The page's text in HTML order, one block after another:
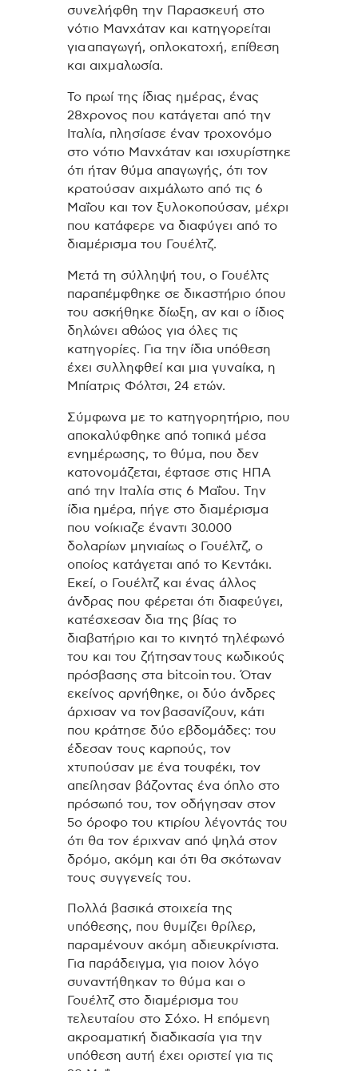
συνελήφθη την Παρασκευή στο
νότιο Μανχάταν και κατηγορείται
για απαγωγή, οπλοκατοχή, επίθεση
και αιχμαλωσία.
Το πρωί της ίδιας ημέρας, ένας
28χρονος που κατάγεται από την
Ιταλία, πλησίασε έναν τροχονόμο
στο νότιο Μανχάταν και ισχυρίστηκε
ότι ήταν θύμα απαγωγής, ότι τον
κρατούσαν αιχμάλωτο από τις 6
Μαΐου και τον ξυλοκοπούσαν, μέχρι
που κατάφερε να διαφύγει από το
διαμέρισμα του Γουέλτζ.
Μετά τη σύλληψή του, ο Γουέλτς
παραπέμφθηκε σε δικαστήριο όπου
του ασκήθηκε δίωξη, αν και ο ίδιος
δηλώνει αθώος για όλες τις
κατηγορίες. Για την ίδια υπόθεση
έχει συλληφθεί και μια γυναίκα, η
Μπίατρις Φόλτσι, 24 ετών.
Σύμφωνα με το κατηγορητήριο, που
αποκαλύφθηκε από τοπικά μέσα
ενημέρωσης, το θύμα, που δεν
κατονομάζεται, έφτασε στις ΗΠΑ
από την Ιταλία στις 6 Μαΐου. Την
ίδια ημέρα, πήγε στο διαμέρισμα
που νοίκιαζε έναντι 30.000
δολαρίων μηνιαίως ο Γουέλτζ, ο
οποίος κατάγεται από το Κεντάκι.
Εκεί, ο Γουέλτζ και ένας άλλος
άνδρας που φέρεται ότι διαφεύγει,
κατέσχεσαν δια της βίας το
διαβατήριο και το κινητό τηλέφωνό
του και του ζήτησαν τους κωδικούς
πρόσβασης στα bitcoin του. Όταν
εκείνος αρνήθηκε, οι δύο άνδρες
άρχισαν να τον βασανίζουν, κάτι
που κράτησε δύο εβδομάδες: του
έδεσαν τους καρπούς, τον
χτυπούσαν με ένα τουφέκι, τον
απείλησαν βάζοντας ένα όπλο στο
πρόσωπό του, τον οδήγησαν στον
5ο όροφο του κτιρίου λέγοντάς του
ότι θα τον έριχναν από ψηλά στον
δρόμο, ακόμη και ότι θα σκότωναν
τους συγγενείς του.
Πολλά βασικά στοιχεία της
υπόθεσης, που θυμίζει θρίλερ,
παραμένουν ακόμη αδιευκρίνιστα.
Για παράδειγμα, για ποιον λόγο
συναντήθηκαν το θύμα και ο
Γουέλτζ στο διαμέρισμα του
τελευταίου στο Σόχο. Η επόμενη
ακροαματική διαδικασία για την
υπόθεση αυτή έχει οριστεί για τις